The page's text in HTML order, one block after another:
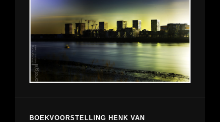
BOEKVOORSTELLING HENK VAN